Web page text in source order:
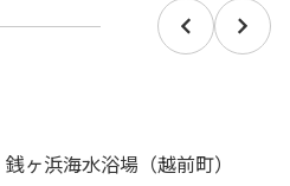
銭ヶ浜海水浴場（越前町）